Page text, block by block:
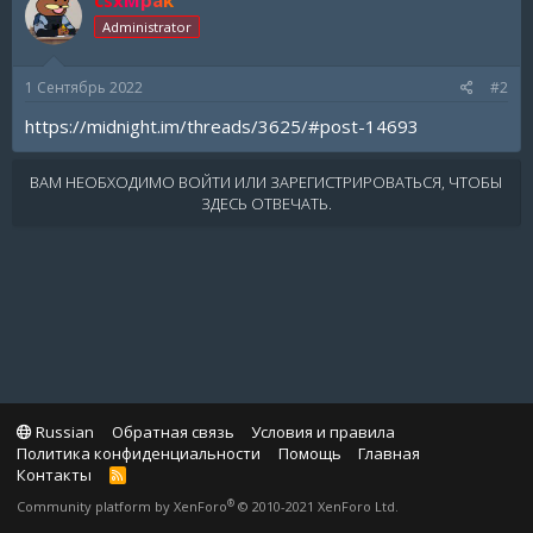
Administrator
1 Сентябрь 2022 #2
https://midnight.im/threads/3625/#post-14693
ВАМ НЕОБХОДИМО ВОЙТИ ИЛИ ЗАРЕГИСТРИРОВАТЬСЯ, ЧТОБЫ
ЗДЕСЬ ОТВЕЧАТЬ.
Russian Обратная связь
Условия и правила
Политика конфиденциальности
Помощь
Главная
Контакты
R
S
Community platform by XenForo® © 2010-2021 XenForo Ltd.